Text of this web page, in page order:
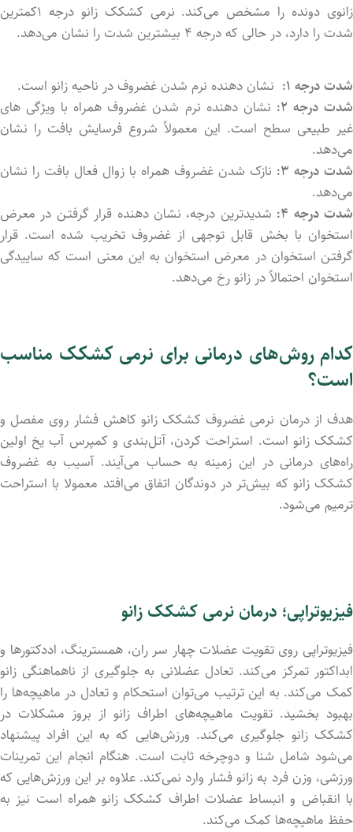
زانوی دونده را مشخص می‌کند. نرمی کشکک زانو درجه ۱کمترین
شدت را دارد، در حالی که درجه ۴ بیشترین شدت را نشان می‌دهد.
شدت درجه ۱:
نشان دهنده نرم شدن غضروف در ناحیه زانو است.
شدت درجه ۲:
نشان دهنده نرم شدن غضروف همراه با ویژگی های
غیر طبیعی سطح است. این معمولاً شروع فرسایش بافت را نشان
می‌دهد.
شدت درجه ۳:
نازک شدن غضروف همراه با زوال فعال بافت را نشان
می‌دهد.
شدت درجه ۴:
شدیدترین درجه، نشان دهنده قرار گرفتـن در معرض
استخوان با بخش قابل توجهی از غضروف تخریب شد‌ه است. قرار
گرفتـن استخوان در معرض استخوان به این معنی است که ساییدگی
استخوان احتمالاً در زانو رخ می‌دهد.
کدام روش‌های درمانی برای نرمی کشکک مناسب
است؟
هدف از درمان نرمی غضروف کشکک زانو کاهش فشار روی مفصل و
کشکک زانو است. استراحت کردن، آتل‌بندی و کمپرس آب یخ اولین
راه‌های درمانی در این زمینه به حساب می‌آیند. آسیب به غضروف
کشکک زانو که بیش‌تر در دوندگان اتفاق می‌افتد معمولا با استراحت
ترمیم می‌شود.
فیزیوتراپی؛ درمان نرمی کشکک زانو
فیزیوتراپی روی تقویت عضلات چهار سر ران، همسترینگ، اددکتورها و
ابداکتور تمرکز می‌کند. تعادل عضلانی به جلوگیری از ناهماهنگی زانو
کمک می‌کند. به این ترتیب می‌توان استحکام و تعادل در ماهیچه‌ها را
بهبود بخشید. تقویت ماهیچه‌های اطراف زانو از بروز مشکلات در
کشکک زانو جلوگیری می‌کند. ورزش‌هایی که به این افراد پیشنهاد
می‌شود شامل شنا و دوچرخه ثابت است. هنگام انجام این تمرینات
ورزشی، وزن فرد به زانو فشار وارد نمی‌کند. علاوه بر این ورزش‌هایی که
با انقباض و انبساط عضلات اطراف کشکک زانو همراه است نیز به
حفظ ماهیچه‌ها کمک می‌کند.